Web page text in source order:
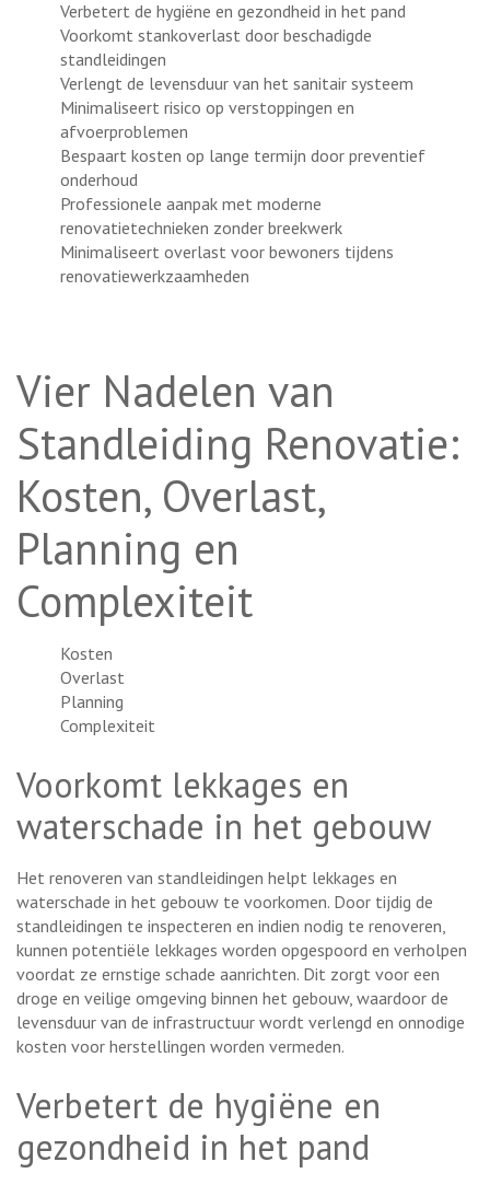
Verbetert de hygiëne en gezondheid in het pand
Voorkomt stankoverlast door beschadigde
standleidingen
Verlengt de levensduur van het sanitair systeem
Minimaliseert risico op verstoppingen en
afvoerproblemen
Bespaart kosten op lange termijn door preventief
onderhoud
Professionele aanpak met moderne
renovatietechnieken zonder breekwerk
Minimaliseert overlast voor bewoners tijdens
renovatiewerkzaamheden
Vier Nadelen van
Standleiding Renovatie:
Kosten, Overlast,
Planning en
Complexiteit
Kosten
Overlast
Planning
Complexiteit
Voorkomt lekkages en
waterschade in het gebouw
Het renoveren van standleidingen helpt lekkages en
waterschade in het gebouw te voorkomen. Door tijdig de
standleidingen te inspecteren en indien nodig te renoveren,
kunnen potentiële lekkages worden opgespoord en verholpen
voordat ze ernstige schade aanrichten. Dit zorgt voor een
droge en veilige omgeving binnen het gebouw, waardoor de
levensduur van de infrastructuur wordt verlengd en onnodige
kosten voor herstellingen worden vermeden.
Verbetert de hygiëne en
gezondheid in het pand